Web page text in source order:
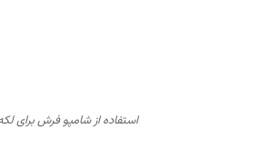
استفاده از شامپو فرش برای